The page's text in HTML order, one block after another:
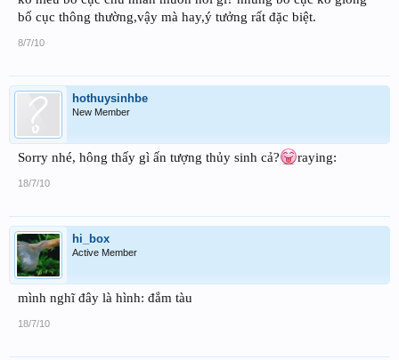
bố cục thông thường,vậy mà hay,ý tưởng rất đặc biệt.
8/7/10
hothuysinhbe
New Member
Sorry nhé, hông thấy gì ấn tượng thủy sinh cả? raying:
18/7/10
hi_box
Active Member
mình nghĩ đây là hình: đắm tàu
18/7/10